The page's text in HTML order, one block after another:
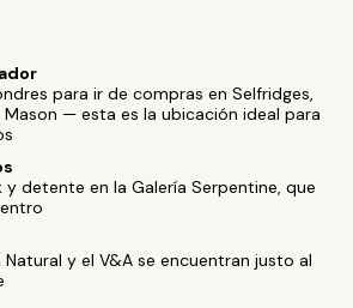
para ir de compras en Selfridges,
— esta es la ubicación ideal para
y detente en la Galería Serpentine, que
y el V&A se encuentran justo al